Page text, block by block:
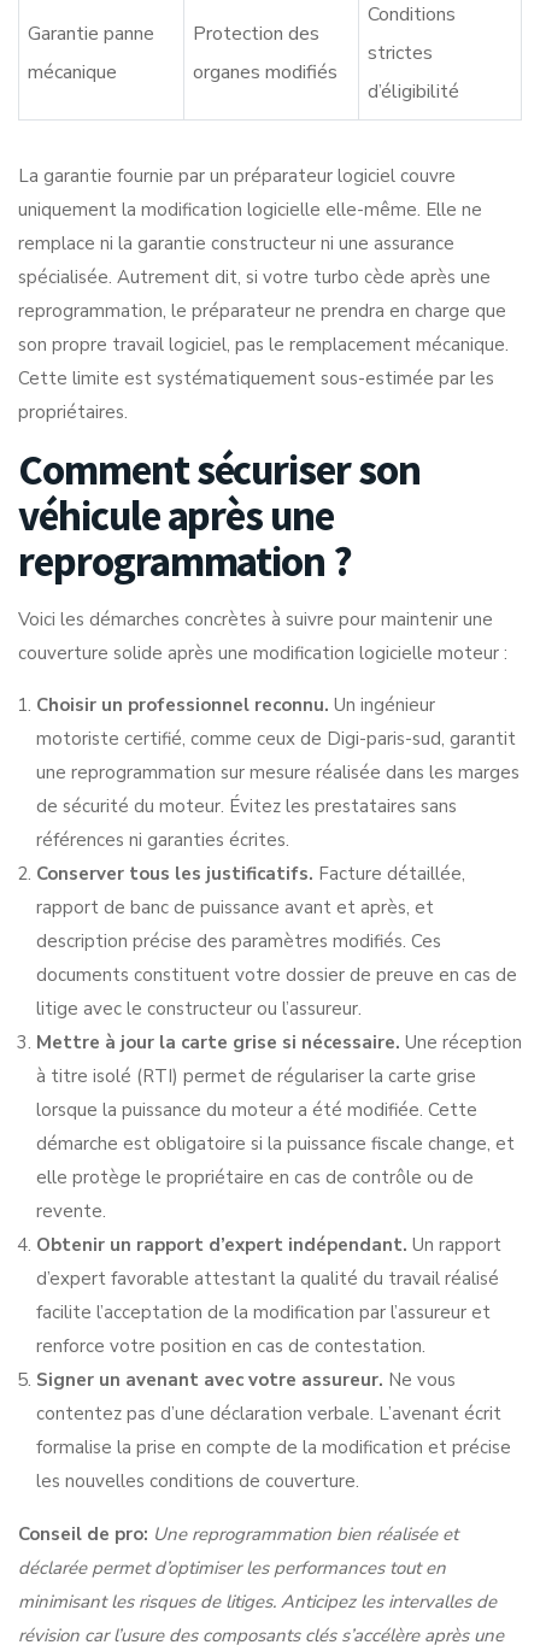
Garantie panne
mécanique
Protection des
organes modifiés
Conditions
strictes
d’éligibilité
La garantie fournie par un préparateur logiciel couvre
uniquement la modification logicielle elle-même. Elle ne
remplace ni la garantie constructeur ni une assurance
spécialisée. Autrement dit, si votre turbo cède après une
reprogrammation, le préparateur ne prendra en charge que
son propre travail logiciel, pas le remplacement mécanique.
Cette limite est systématiquement sous-estimée par les
propriétaires.
Comment sécuriser son
véhicule après une
reprogrammation ?
Voici les démarches concrètes à suivre pour maintenir une
couverture solide après une modification logicielle moteur :
Choisir un professionnel reconnu. Un ingénieur
motoriste certifié, comme ceux de Digi-paris-sud, garantit
une reprogrammation sur mesure réalisée dans les marges
de sécurité du moteur. Évitez les prestataires sans
références ni garanties écrites.
Conserver tous les justificatifs. Facture détaillée,
rapport de banc de puissance avant et après, et
description précise des paramètres modifiés. Ces
documents constituent votre dossier de preuve en cas de
litige avec le constructeur ou l’assureur.
Mettre à jour la carte grise si nécessaire. Une réception
à titre isolé (RTI) permet de régulariser la carte grise
lorsque la puissance du moteur a été modifiée. Cette
démarche est obligatoire si la puissance fiscale change, et
elle protège le propriétaire en cas de contrôle ou de
revente.
Obtenir un rapport d’expert indépendant. Un rapport
d’expert favorable attestant la qualité du travail réalisé
facilite l’acceptation de la modification par l’assureur et
renforce votre position en cas de contestation.
Signer un avenant avec votre assureur. Ne vous
contentez pas d’une déclaration verbale. L’avenant écrit
formalise la prise en compte de la modification et précise
les nouvelles conditions de couverture.
Conseil de pro: Une reprogrammation bien réalisée et
déclarée permet d’optimiser les performances tout en
minimisant les risques de litiges. Anticipez les intervalles de
révision car l’usure des composants clés s’accélère après une